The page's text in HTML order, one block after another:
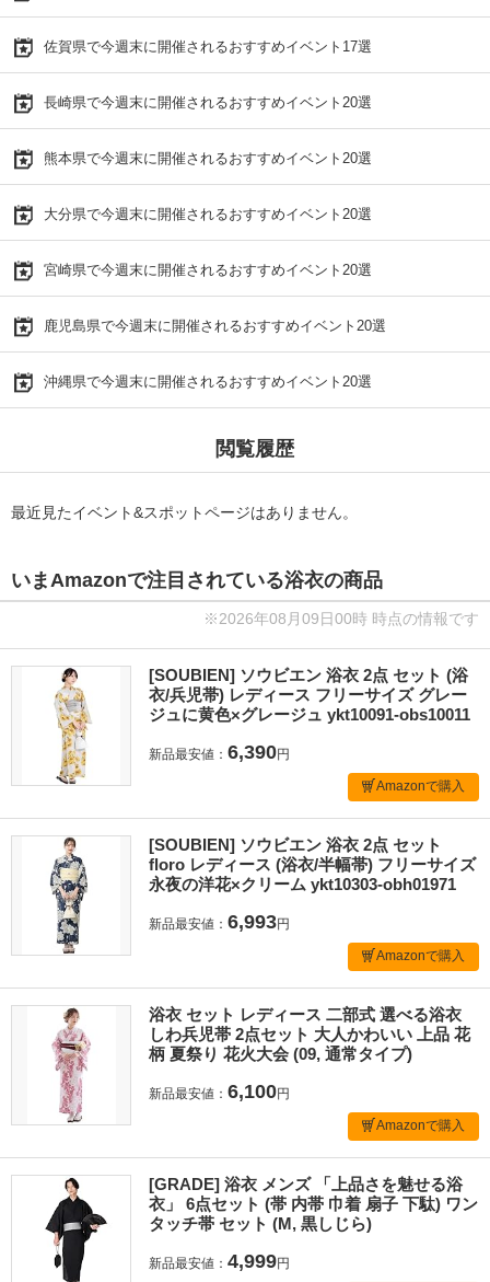
佐賀県で今週末に開催されるおすすめイベント17選
長崎県で今週末に開催されるおすすめイベント20選
熊本県で今週末に開催されるおすすめイベント20選
大分県で今週末に開催されるおすすめイベント20選
宮崎県で今週末に開催されるおすすめイベント20選
鹿児島県で今週末に開催されるおすすめイベント20選
沖縄県で今週末に開催されるおすすめイベント20選
閲覧履歴
最近見たイベント&スポットページはありません。
いまAmazonで注目されている浴衣の商品
※2026年08月09日00時 時点の情報です
[SOUBIEN] ソウビエン 浴衣 2点 セット (浴
衣/兵児帯) レディース フリーサイズ グレー
ジュに黄色×グレージュ ykt10091-obs10011
新品最安値： 6,390円
Amazonで購入
[SOUBIEN] ソウビエン 浴衣 2点 セット
floro レディース (浴衣/半幅帯) フリーサイズ
永夜の洋花×クリーム ykt10303-obh01971
新品最安値： 6,993円
Amazonで購入
浴衣 セット レディース 二部式 選べる浴衣
しわ兵児帯 2点セット 大人かわいい 上品 花
柄 夏祭り 花火大会 (09, 通常タイプ)
新品最安値： 6,100円
Amazonで購入
[GRADE] 浴衣 メンズ 「上品さを魅せる浴
衣」 6点セット (帯 内帯 巾着 扇子 下駄) ワン
タッチ帯 セット (M, 黒しじら)
新品最安値： 4,999円